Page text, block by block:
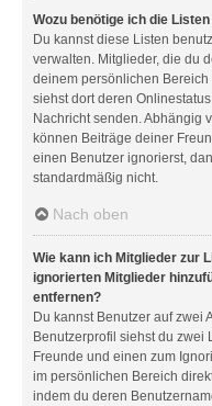
Wozu benötige ich die
Du kannst diese Listen
verwalten. Mitglieder, die du
deinem persönlichen
siehst dort deren
Nachricht senden. Abhängig
können Beiträge deiner
einen Benutzer ignorierst,
standardmäßig nicht.
Nach oben
Wie kann ich Mitglieder zur
ignorierten Mitglieder
entfernen?
Du kannst Benutzer auf zwei
Benutzerprofil siehst du zwei
Freunde und einen zum
im persönlichen Bereich
indem du deren